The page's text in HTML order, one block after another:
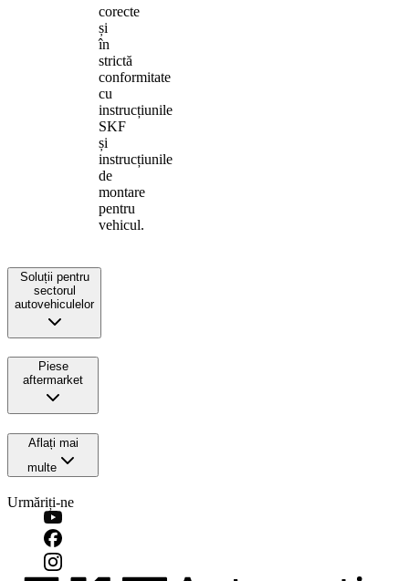
corecte
și
în
strictă
conformitate
cu
instrucțiunile
SKF
și
instrucțiunile
de
montare
pentru
vehicul.
Soluții pentru
sectorul
autovehiculelor
Piese
aftermarket
Aflați mai
multe
Urmăriți-ne